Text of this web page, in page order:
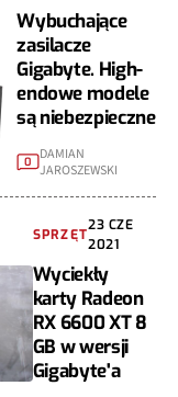
Wybuchające
zasilacze
Gigabyte. High-
endowe modele
są niebezpieczne
0 DAMIAN
JAROSZEWSKI
SPRZĘT
23 CZE
2021
Wyciekły
karty Radeon
RX 6600 XT 8
GB w wersji
Gigabyte'a